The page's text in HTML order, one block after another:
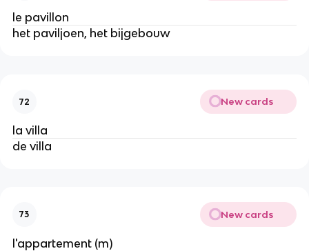
le pavillon
het paviljoen, het bijgebouw
72 New cards
la villa
de villa
73 New cards
l'appartement (m)